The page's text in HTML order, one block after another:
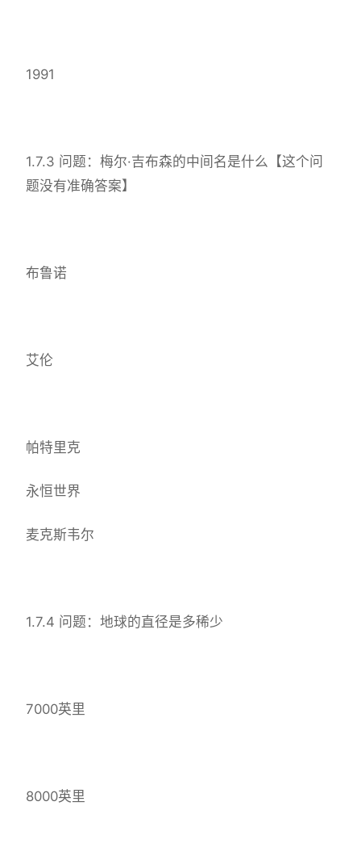
1991
1.7.3 问题：梅尔·吉布森的中间名是什么【这个问
题没有准确答案】
布鲁诺
艾伦
帕特里克
永恒世界
麦克斯韦尔
1.7.4 问题：地球的直径是多稀少
7000英里
8000英里